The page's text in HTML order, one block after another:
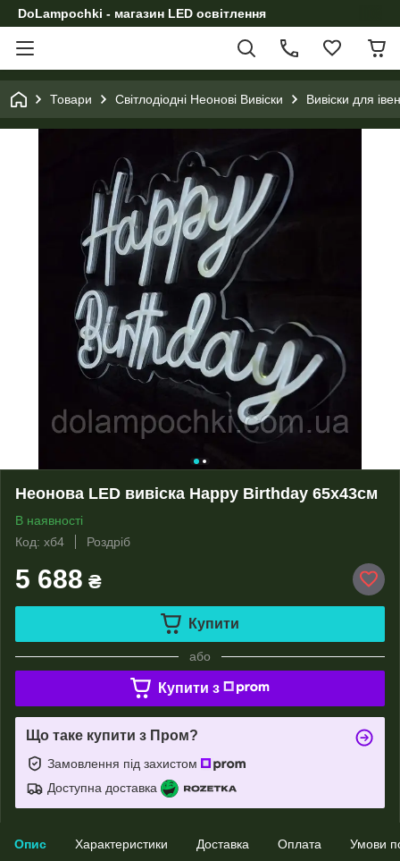
DoLampochki - магазин LED освітлення
Товари Світлодіодні Неонові Вивіски Вивіски для
Неонова LED вивіска Happy Birthday 65х43cм
В наявності
Код: хб4
Роздріб
5 688 ₴
Купити
або
Купити з
Що таке купити з Пром?
Замовлення під захистом
Доступна доставка
Опис Характеристики Доставка Оплата Умови